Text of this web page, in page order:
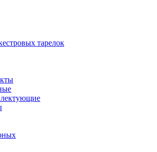
тарелок